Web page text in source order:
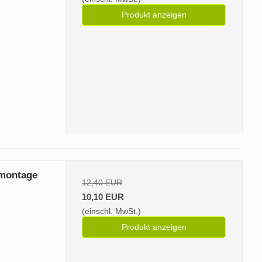
Produkt anzeigen
12,40 EUR
10,10 EUR
(einschl. MwSt.)
Produkt anzeigen